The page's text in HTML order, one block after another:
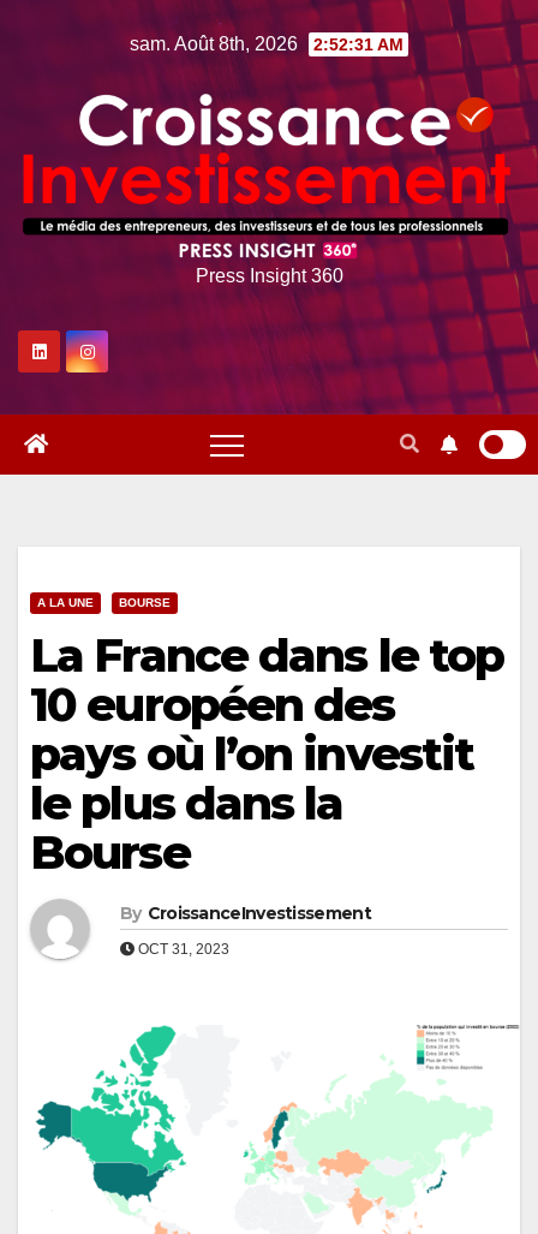
sam. Août 8th, 2026 2:52:32 AM
Press Insight 360
A LA UNE BOURSE
La France dans le top
10 européen des
pays où l’on investit
le plus dans la
Bourse
By CroissanceInvestissement
OCT 31, 2023